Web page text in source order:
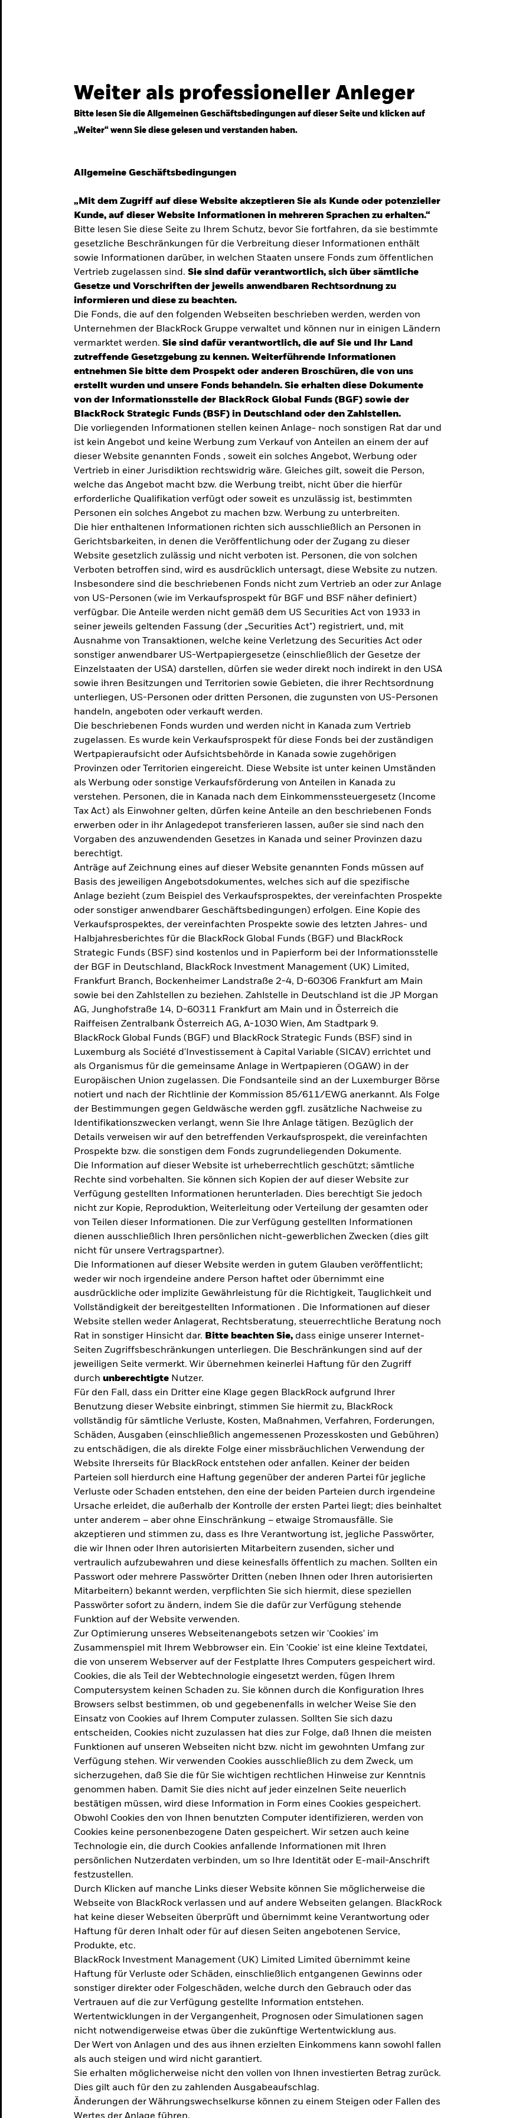
TRENDS & IDEEN
Entdecken Sie unsere
makroökonomischen
Einschätzungen und Anlageideen.
Aktuelle Einschätzungen
UMFRAGE ZUR ALTERSVORSORGE 2025
Realitätscheck Altersvorsorge. Wie
steht es um Ihre Altersvorsorge?
Zu den Ergebnissen
Die
in
das am
verfolgt das
demografische und
Vorschläge, um das
Den Bericht für Deutschland herunterladen
Den Bericht für Europa herunterladen
Weiter als professioneller Anleger
Bitte lesen Sie die Allgemeinen Geschäftsbedingungen auf dieser Seite und klicken auf
„Weiter“ wenn Sie diese gelesen und verstanden haben.
Allgemeine Geschäftsbedingungen
„Mit dem Zugriff auf diese Website akzeptieren Sie als Kunde oder potenzieller
Kunde, auf dieser Website Informationen in mehreren Sprachen zu erhalten.“
Bitte lesen Sie diese Seite zu Ihrem Schutz, bevor Sie fortfahren, da sie bestimmte
gesetzliche Beschränkungen für die Verbreitung dieser Informationen enthält
sowie Informationen darüber, in welchen Staaten unsere Fonds zum öffentlichen
Vertrieb zugelassen sind. Sie sind dafür verantwortlich, sich über sämtliche
Gesetze und Vorschriften der jeweils anwendbaren Rechtsordnung zu
informieren und diese zu beachten.
Die Fonds, die auf den folgenden Webseiten beschrieben werden, werden von
Unternehmen der BlackRock Gruppe verwaltet und können nur in einigen Ländern
vermarktet werden. Sie sind dafür verantwortlich, die auf Sie und Ihr Land
zutreffende Gesetzgebung zu kennen. Weiterführende Informationen
entnehmen Sie bitte dem Prospekt oder anderen Broschüren, die von uns
erstellt wurden und unsere Fonds behandeln. Sie erhalten diese Dokumente
von der Informationsstelle der BlackRock Global Funds (BGF) sowie der
BlackRock Strategic Funds (BSF) in Deutschland oder den Zahlstellen.
Die vorliegenden Informationen stellen keinen Anlage- noch sonstigen Rat dar und
ist kein Angebot und keine Werbung zum Verkauf von Anteilen an einem der auf
dieser Website genannten Fonds , soweit ein solches Angebot, Werbung oder
Vertrieb in einer Jurisdiktion rechtswidrig wäre. Gleiches gilt, soweit die Person,
welche das Angebot macht bzw. die Werbung treibt, nicht über die hierfür
erforderliche Qualifikation verfügt oder soweit es unzulässig ist, bestimmten
Personen ein solches Angebot zu machen bzw. Werbung zu unterbreiten.
Die hier enthaltenen Informationen richten sich ausschließlich an Personen in
Gerichtsbarkeiten, in denen die Veröffentlichung oder der Zugang zu dieser
Website gesetzlich zulässig und nicht verboten ist. Personen, die von solchen
Verboten betroffen sind, wird es ausdrücklich untersagt, diese Website zu nutzen.
Insbesondere sind die beschriebenen Fonds nicht zum Vertrieb an oder zur Anlage
von US-Personen (wie im Verkaufsprospekt für BGF und BSF näher definiert)
verfügbar. Die Anteile werden nicht gemäß dem US Securities Act von 1933 in
seiner jeweils geltenden Fassung (der „Securities Act") registriert, und, mit
Ausnahme von Transaktionen, welche keine Verletzung des Securities Act oder
sonstiger anwendbarer US-Wertpapiergesetze (einschließlich der Gesetze der
Einzelstaaten der USA) darstellen, dürfen sie weder direkt noch indirekt in den USA
sowie ihren Besitzungen und Territorien sowie Gebieten, die ihrer Rechtsordnung
unterliegen, US-Personen oder dritten Personen, die zugunsten von US-Personen
handeln, angeboten oder verkauft werden.
Die beschriebenen Fonds wurden und werden nicht in Kanada zum Vertrieb
zugelassen. Es wurde kein Verkaufsprospekt für diese Fonds bei der zuständigen
Wertpapieraufsicht oder Aufsichtsbehörde in Kanada sowie zugehörigen
Provinzen oder Territorien eingereicht. Diese Website ist unter keinen Umständen
als Werbung oder sonstige Verkaufsförderung von Anteilen in Kanada zu
verstehen. Personen, die in Kanada nach dem Einkommenssteuergesetz (Income
Tax Act) als Einwohner gelten, dürfen keine Anteile an den beschriebenen Fonds
erwerben oder in ihr Anlagedepot transferieren lassen, außer sie sind nach den
Vorgaben des anzuwendenden Gesetzes in Kanada und seiner Provinzen dazu
berechtigt.
Anträge auf Zeichnung eines auf dieser Website genannten Fonds müssen auf
Basis des jeweiligen Angebotsdokumentes, welches sich auf die spezifische
Anlage bezieht (zum Beispiel des Verkaufsprospektes, der vereinfachten Prospekte
oder sonstiger anwendbarer Geschäftsbedingungen) erfolgen. Eine Kopie des
Verkaufsprospektes, der vereinfachten Prospekte sowie des letzten Jahres- und
Halbjahresberichtes für die BlackRock Global Funds (BGF) und BlackRock
Strategic Funds (BSF) sind kostenlos und in Papierform bei der Informationsstelle
der BGF in Deutschland, BlackRock Investment Management (UK) Limited,
Frankfurt Branch, Bockenheimer Landstraße 2-4, D-60306 Frankfurt am Main
sowie bei den Zahlstellen zu beziehen. Zahlstelle in Deutschland ist die JP Morgan
AG, Junghofstraße 14, D-60311 Frankfurt am Main und in Österreich die
Raiffeisen Zentralbank Österreich AG, A-1030 Wien, Am Stadtpark 9.
BlackRock Global Funds (BGF) und BlackRock Strategic Funds (BSF) sind in
Luxemburg als Société d'Investissement à Capital Variable (SICAV) errichtet und
als Organismus für die gemeinsame Anlage in Wertpapieren (OGAW) in der
Europäischen Union zugelassen. Die Fondsanteile sind an der Luxemburger Börse
notiert und nach der Richtlinie der Kommission 85/611/EWG anerkannt. Als Folge
der Bestimmungen gegen Geldwäsche werden ggfl. zusätzliche Nachweise zu
Identifikationszwecken verlangt, wenn Sie Ihre Anlage tätigen. Bezüglich der
Details verweisen wir auf den betreffenden Verkaufsprospekt, die vereinfachten
Prospekte bzw. die sonstigen dem Fonds zugrundeliegenden Dokumente.
Die Information auf dieser Website ist urheberrechtlich geschützt; sämtliche
Rechte sind vorbehalten. Sie können sich Kopien der auf dieser Website zur
Verfügung gestellten Informationen herunterladen. Dies berechtigt Sie jedoch
nicht zur Kopie, Reproduktion, Weiterleitung oder Verteilung der gesamten oder
von Teilen dieser Informationen. Die zur Verfügung gestellten Informationen
dienen ausschließlich Ihren persönlichen nicht-gewerblichen Zwecken (dies gilt
nicht für unsere Vertragspartner).
Die Informationen auf dieser Website werden in gutem Glauben veröffentlicht;
weder wir noch irgendeine andere Person haftet oder übernimmt eine
ausdrückliche oder implizite Gewährleistung für die Richtigkeit, Tauglichkeit und
Vollständigkeit der bereitgestellten Informationen . Die Informationen auf dieser
Website stellen weder Anlagerat, Rechtsberatung, steuerrechtliche Beratung noch
Rat in sonstiger Hinsicht dar. Bitte beachten Sie, dass einige unserer Internet-
Seiten Zugriffsbeschränkungen unterliegen. Die Beschränkungen sind auf der
jeweiligen Seite vermerkt. Wir übernehmen keinerlei Haftung für den Zugriff
durch unberechtigte Nutzer.
Für den Fall, dass ein Dritter eine Klage gegen BlackRock aufgrund Ihrer
Benutzung dieser Website einbringt, stimmen Sie hiermit zu, BlackRock
vollständig für sämtliche Verluste, Kosten, Maßnahmen, Verfahren, Forderungen,
Schäden, Ausgaben (einschließlich angemessenen Prozesskosten und Gebühren)
zu entschädigen, die als direkte Folge einer missbräuchlichen Verwendung der
Website Ihrerseits für BlackRock entstehen oder anfallen. Keiner der beiden
Parteien soll hierdurch eine Haftung gegenüber der anderen Partei für jegliche
Verluste oder Schaden entstehen, den eine der beiden Parteien durch irgendeine
Ursache erleidet, die außerhalb der Kontrolle der ersten Partei liegt; dies beinhaltet
unter anderem – aber ohne Einschränkung – etwaige Stromausfälle. Sie
akzeptieren und stimmen zu, dass es Ihre Verantwortung ist, jegliche Passwörter,
die wir Ihnen oder Ihren autorisierten Mitarbeitern zusenden, sicher und
vertraulich aufzubewahren und diese keinesfalls öffentlich zu machen. Sollten ein
Passwort oder mehrere Passwörter Dritten (neben Ihnen oder Ihren autorisierten
Mitarbeitern) bekannt werden, verpflichten Sie sich hiermit, diese speziellen
Passwörter sofort zu ändern, indem Sie die dafür zur Verfügung stehende
Funktion auf der Website verwenden.
Zur Optimierung unseres Webseitenangebots setzen wir 'Cookies' im
Zusammenspiel mit Ihrem Webbrowser ein. Ein 'Cookie' ist eine kleine Textdatei,
die von unserem Webserver auf der Festplatte Ihres Computers gespeichert wird.
Cookies, die als Teil der Webtechnologie eingesetzt werden, fügen Ihrem
Computersystem keinen Schaden zu. Sie können durch die Konfiguration Ihres
Browsers selbst bestimmen, ob und gegebenenfalls in welcher Weise Sie den
Einsatz von Cookies auf Ihrem Computer zulassen. Sollten Sie sich dazu
entscheiden, Cookies nicht zuzulassen hat dies zur Folge, daß Ihnen die meisten
Funktionen auf unseren Webseiten nicht bzw. nicht im gewohnten Umfang zur
Verfügung stehen. Wir verwenden Cookies ausschließlich zu dem Zweck, um
sicherzugehen, daß Sie die für Sie wichtigen rechtlichen Hinweise zur Kenntnis
genommen haben. Damit Sie dies nicht auf jeder einzelnen Seite neuerlich
bestätigen müssen, wird diese Information in Form eines Cookies gespeichert.
Obwohl Cookies den von Ihnen benutzten Computer identifizieren, werden von
Cookies keine personenbezogene Daten gespeichert. Wir setzen auch keine
Technologie ein, die durch Cookies anfallende Informationen mit Ihren
persönlichen Nutzerdaten verbinden, um so Ihre Identität oder E-mail-Anschrift
festzustellen.
Durch Klicken auf manche Links dieser Website können Sie möglicherweise die
Webseite von BlackRock verlassen und auf andere Webseiten gelangen. BlackRock
hat keine dieser Webseiten überprüft und übernimmt keine Verantwortung oder
Haftung für deren Inhalt oder für auf diesen Seiten angebotenen Service,
Produkte, etc.
BlackRock Investment Management (UK) Limited Limited übernimmt keine
Haftung für Verluste oder Schäden, einschließlich entgangenen Gewinns oder
sonstiger direkter oder Folgeschäden, welche durch den Gebrauch oder das
Vertrauen auf die zur Verfügung gestellte Information entstehen.
Wertentwicklungen in der Vergangenheit, Prognosen oder Simulationen sagen
nicht notwendigerweise etwas über die zukünftige Wertentwicklung aus.
Der Wert von Anlagen und des aus ihnen erzielten Einkommens kann sowohl fallen
als auch steigen und wird nicht garantiert.
Sie erhalten möglicherweise nicht den vollen von Ihnen investierten Betrag zurück.
Dies gilt auch für den zu zahlenden Ausgabeaufschlag.
Änderungen der Währungswechselkurse können zu einem Steigen oder Fallen des